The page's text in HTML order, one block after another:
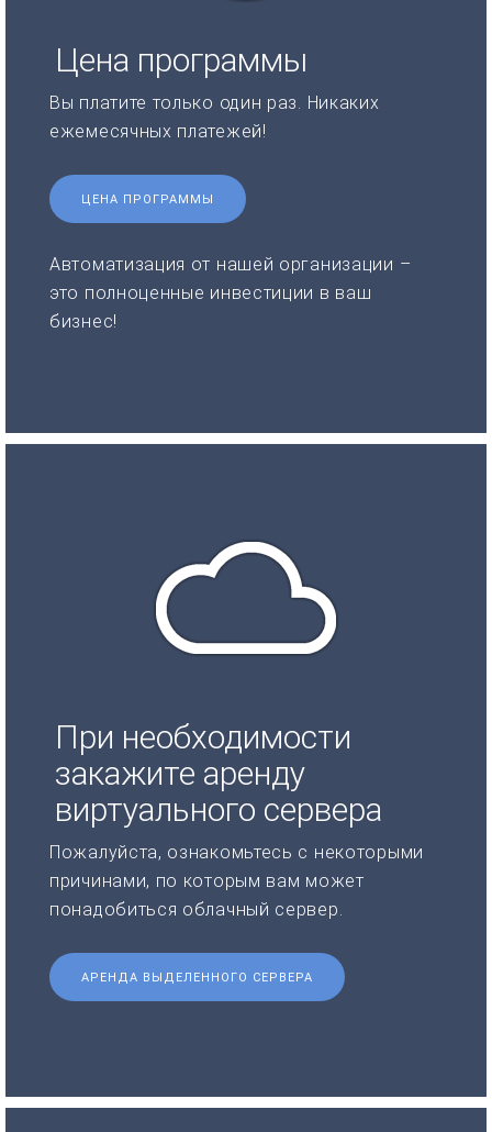
Цена программы
Вы платите только один раз. Никаких
ежемесячных платежей!
ЦЕНА ПРОГРАММЫ
Автоматизация от нашей организации –
это полноценные инвестиции в ваш
бизнес!
При необходимости
закажите аренду
виртуального сервера
Пожалуйста, ознакомьтесь с некоторыми
причинами, по которым вам может
понадобиться облачный сервер.
АРЕНДА ВЫДЕЛЕННОГО СЕРВЕРА